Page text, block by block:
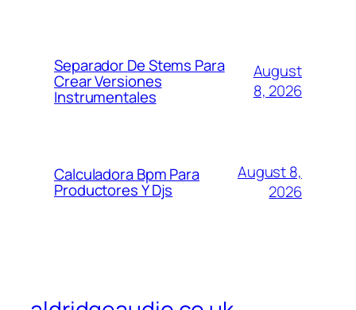
Separador De Stems Para
Crear Versiones
Instrumentales
August
8, 2026
Calculadora Bpm Para
Productores Y Djs
August 8,
2026